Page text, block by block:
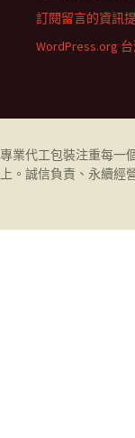
訂閱留言的資訊
WordPress.org
專業代工包裝注重每一
上。誠信負責、永續經